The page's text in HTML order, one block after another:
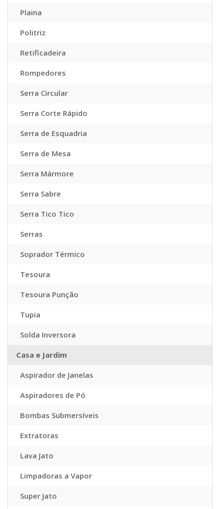
Plaina
Politriz
Retificadeira
Rompedores
Serra Circular
Serra Corte Rápido
Serra de Esquadria
Serra de Mesa
Serra Mármore
Serra Sabre
Serra Tico Tico
Serras
Soprador Térmico
Tesoura
Tesoura Punção
Tupia
Solda Inversora
Casa e Jardim
Aspirador de Janelas
Aspiradores de Pó
Bombas Submersíveis
Extratoras
Lava Jato
Limpadoras a Vapor
Super Jato